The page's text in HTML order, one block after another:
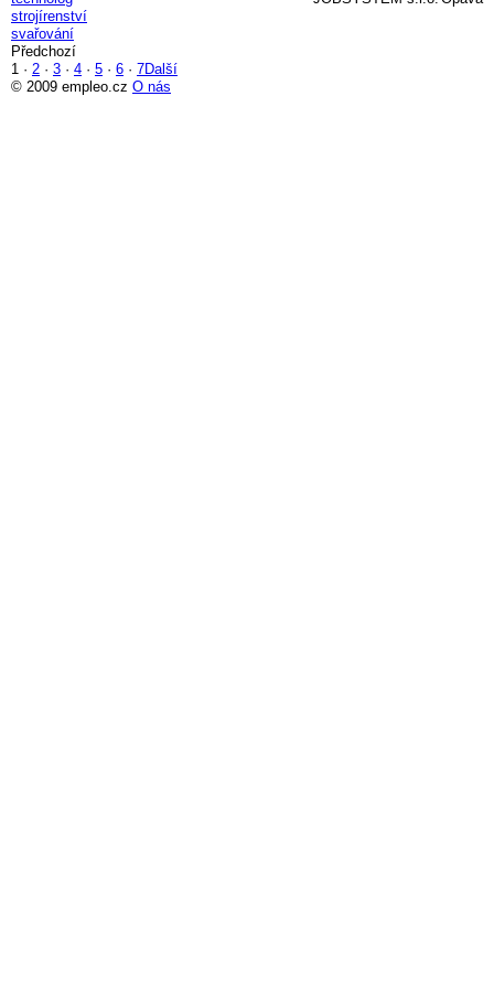
strojírenství
svařování
Předchozí
1 · 2 · 3 · 4 · 5 · 6 · 7Další
© 2009 empleo.cz O nás